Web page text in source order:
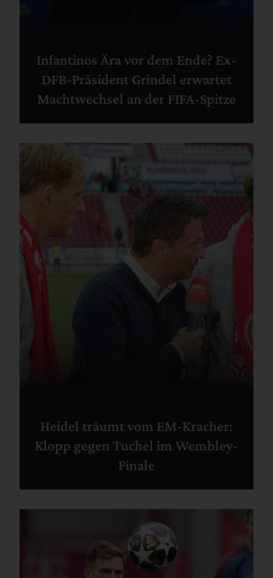
Infantinos Ära vor dem Ende? Ex-
DFB-Präsident Grindel erwartet
Machtwechsel an der FIFA-Spitze
Heidel träumt vom EM-Kracher:
Klopp gegen Tuchel im Wembley-
Finale